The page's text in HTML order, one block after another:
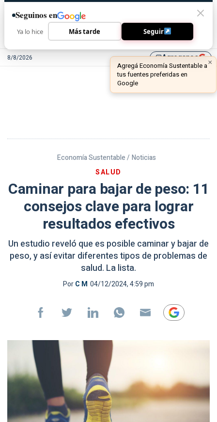
8/8/2026 library_addAgreganos
Economía Sustentable / Noticias
SALUD
Caminar para bajar de peso: 11
consejos clave para lograr
resultados efectivos
Un estudio reveló que es posible caminar y bajar de
peso, y así evitar diferentes tipos de problemas de
salud. La lista.
PorC M 04/12/2024, 4:59 pm
Seguinos en
Ya lo hice Más tarde Seguir